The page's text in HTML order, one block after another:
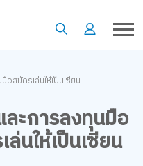
สมัครเล่นให้เป็นเซียน
ะการลงทุนมือ
นให้เป็นเซียน